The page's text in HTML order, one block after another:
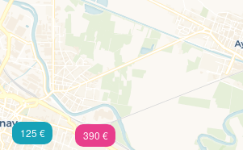
390 €
125 €